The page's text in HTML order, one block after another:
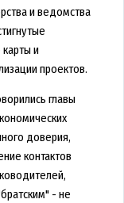
и ведомства
и
проектов.
главы
доверия,
контактов
- не